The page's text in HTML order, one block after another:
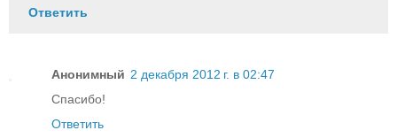
Ответить
Анонимный 2 декабря 2012 г. в 02:47
Спасибо!
Ответить